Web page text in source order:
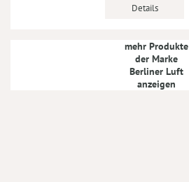
Details
mehr Produkte
der Marke
Berliner Luft
anzeigen